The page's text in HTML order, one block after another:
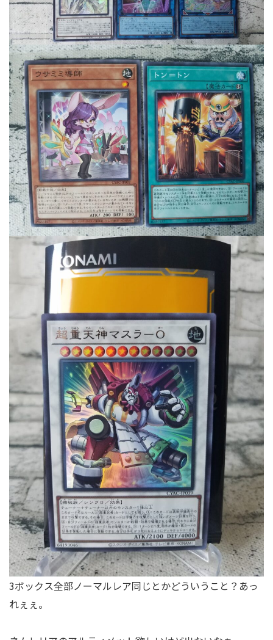
3ボックス全部ノーマルレア同じとかどういうこと？あっ
れぇぇ。